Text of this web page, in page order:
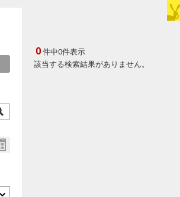
0 件中0件表示
該当する検索結果がありません。